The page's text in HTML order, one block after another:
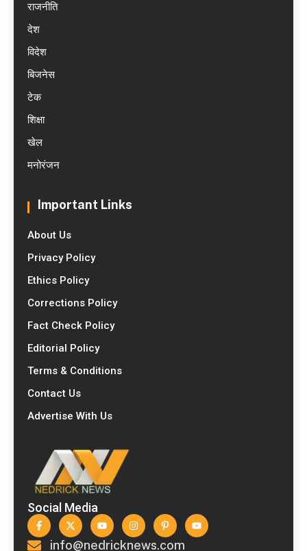
राजनीति
देश
विदेश
बिजनेस
टेक
शिक्षा
खेल
मनोरंजन
Important Links
About Us
Privacy Policy
Ethics Policy
Corrections Policy
Fact Check Policy
Editorial Policy
Terms & Conditions
Contact Us
Advertise With Us
Social Media
info@nedricknews.com